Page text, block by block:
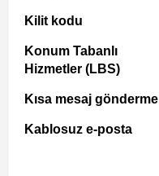
Kilit kodu
Konum Tabanlı
Hizmetler (LBS)
Kısa mesaj gönderme
Kablosuz e-posta